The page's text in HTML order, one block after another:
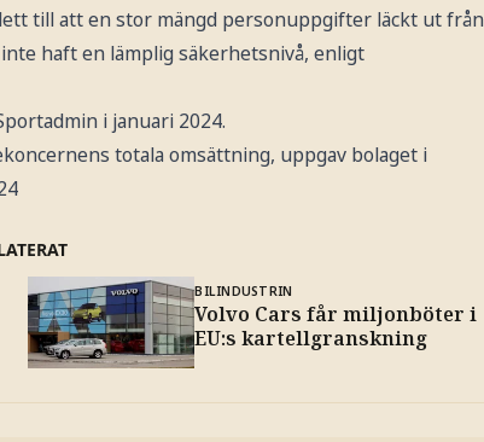
till att en stor mängd personuppgifter läckt ut från
haft en lämplig säkerhetsnivå, enligt
i januari 2024.
totala omsättning, uppgav bolaget i
BILINDUSTRIN
Volvo Cars får miljonböter i
EU:s kartellgranskning